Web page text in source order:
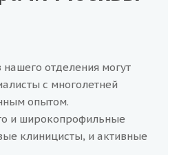
отделения могут
с многолетней
опытом.
и широкопрофильные
клиницисты, и активные